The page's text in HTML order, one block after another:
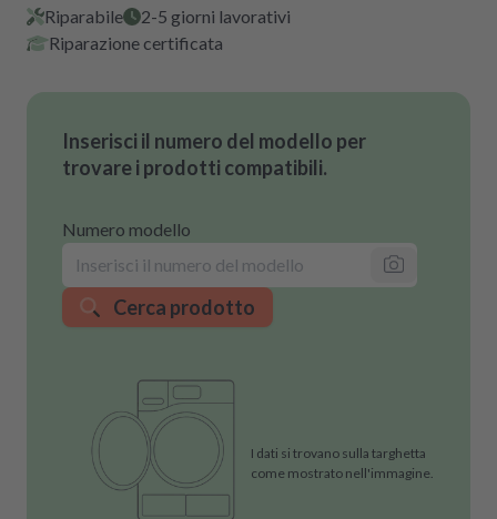
Riparabile
2-5 giorni lavorativi
Riparazione certificata
Inserisci il numero del modello per
trovare i prodotti compatibili.
Numero modello
Cerca prodotto
I dati si trovano sulla targhetta
come mostrato nell'immagine.